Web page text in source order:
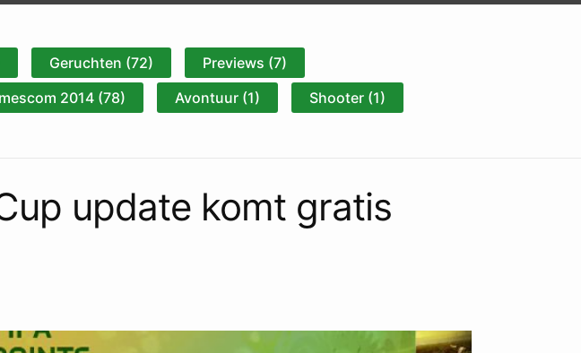
Geruchten (72)
Previews (7)
2014 (78) Avontuur (1)
Shooter (1)
update komt gratis